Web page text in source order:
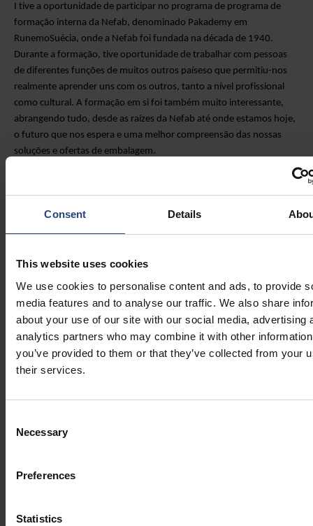
Consent Details
This website uses cookies
We use cookies to personalise content and ads, to provide
media features and to analyse our traffic. We also share
about your use of our site with our social media, advertising
analytics partners who may combine it with other
you’ve provided to them or that they’ve collected from your
their services.
Selection
Necessary
Preferences
Statistics
I tive a oportunidade de participar no programa de programa de
formação interna da Nefab, denominado Pakademy em
RunemoSuécia, onde a Nefab foi fundada na década de 1940.
Durante a formação, tive oportunidade de trabalhar com pessoas
de diferentes funções de muitos outros paíseso que permitiu-nos
realmente aprender uns com os outros, tanto a nível profissional
como cultural. A formação em si foi também muito interessante,
abrangendo tudo, desde as raízes da Nefab até onde estamos hoje,
o futuro que nos espera e uma melhor compreensão das nossas
soluções e ofertas de embalagem.
e a comer comida tradicional.
Vejo-me na China nos próximos anos e tenho curiosidade em
continuar a aprender
mais sobre as outras áreas da Nefab. A
cimento